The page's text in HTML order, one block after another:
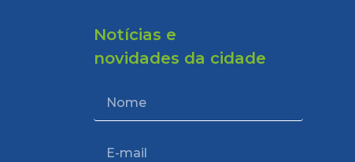
Notícias e
novidades da cidade